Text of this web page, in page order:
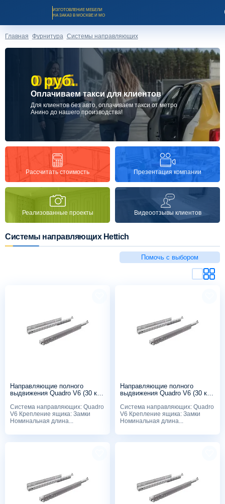
ИЗГОТОВЛЕНИЕ МЕБЕЛИ
НА ЗАКАЗ В МОСКВЕ И МО
Заказать звонок
Каталог мебели на заказ
Оплата и доставка
Рассрочка и кредит
Схема работы
Видеоотзывы
Контакты
Главная Фурнитура Системы направляющих
0 руб.
0 руб.
Оплачиваем такси для клиентов
Для клиентов без авто, оплачиваем такси от метро
Анино до нашего производства!
Рассчитать стоимость Презентация компании
Реализованные проекты Видеоотзывы клиентов
Системы направляющих Hettich
Помочь с выбором
Направляющие полного
выдвижения Quadro V6 (30 кг),
замками
Система направляющих: Quadro
V6 Крепление ящика: Замки
Номинальная длина...
Направляющие полного
выдвижения Quadro V6 (30 кг),
замками
Система направляющих: Quadro
V6 Крепление ящика: Замки
Номинальная длина...